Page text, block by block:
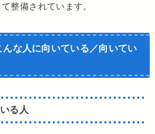
整備されています。
んな人に向いている／向いてい
る人